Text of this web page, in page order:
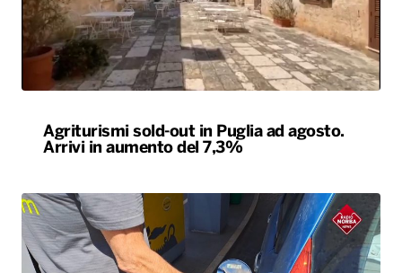
Agriturismi sold-out in Puglia ad agosto.
Arrivi in aumento del 7,3%